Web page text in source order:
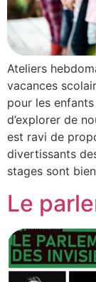
Ateliers
vacances
pour les
d’explorer de
est ravi de
divertissants
stages sont
Le